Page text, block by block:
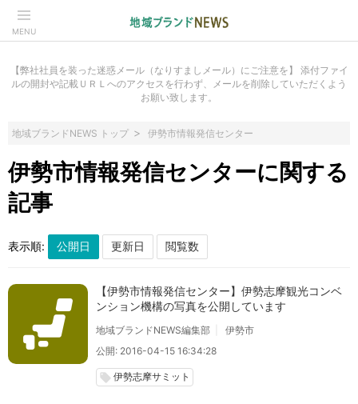
MENU
【弊社社員を装った迷惑メール（なりすましメール）にご注意を】 添付ファイ
ルの開封や記載ＵＲＬへのアクセスを行わず、メールを削除していただくよう
お願い致します。
地域ブランドNEWS トップ 伊勢市情報発信センター
伊勢市情報発信センターに関する
記事
表示順:
【伊勢市情報発信センター】伊勢志摩観光コンベ
ンション機構の写真を公開しています
地域ブランドNEWS編集部
伊勢市
公開: 2016-04-15 16:34:28
local_offer 伊勢志摩サミット